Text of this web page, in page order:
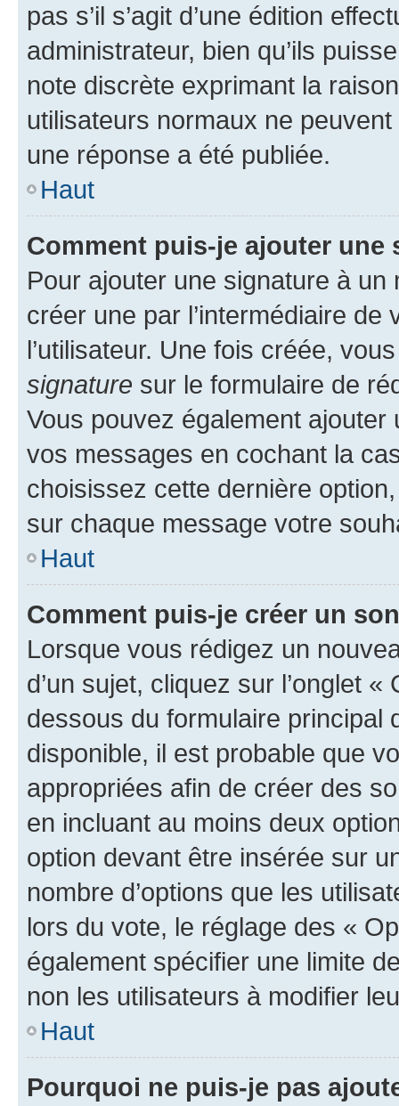
pas s’il s’agit d’une édition
administrateur, bien qu’ils
note discrète exprimant la
utilisateurs normaux ne
une réponse a été publiée.
Haut
Comment puis-je ajouter une
Pour ajouter une signature à un
créer une par l’intermédiaire
l’utilisateur. Une fois créée,
signature sur le formulaire de
Vous pouvez également
vos messages en cochant la
choisissez cette dernière
sur chaque message votre
Haut
Comment puis-je créer un
Lorsque vous rédigez un
d’un sujet, cliquez sur l’onglet
dessous du formulaire principal
disponible, il est probable que
appropriées afin de créer des
en incluant au moins deux
option devant être insérée sur
nombre d’options que les
lors du vote, le réglage des «
également spécifier une limite
non les utilisateurs à modifier
Haut
Pourquoi ne puis-je pas